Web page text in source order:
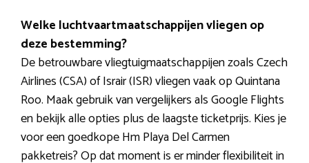
Welke luchtvaartmaatschappijen vliegen op
deze bestemming?
De betrouwbare vliegtuigmaatschappijen zoals Czech
Airlines (CSA) of Israir (ISR) vliegen vaak op Quintana
Roo. Maak gebruik van vergelijkers als Google Flights
en bekijk alle opties plus de laagste ticketprijs. Kies je
voor een goedkope Hm Playa Del Carmen
pakketreis? Op dat moment is er minder flexibiliteit in